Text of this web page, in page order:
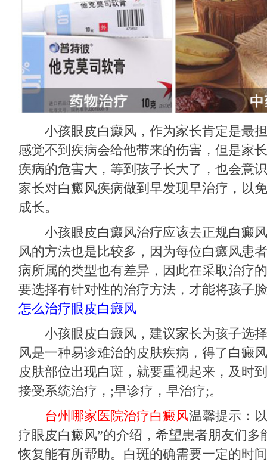
小孩眼皮白癜风，作为家长肯定是最担
感觉不到疾病会给他带来的伤害，但是家
疾病的危害大，等到孩子长大了，也会意
家长对白癜风疾病做到早发现早治疗，以
成长。
小孩眼皮白癜风治疗应该去正规白癜风
风的方法也是比较多，因为每位白癜风患
病所属的类型也有差异，因此在采取治疗
要选择有针对性的治疗方法，才能将孩子
怎么治疗眼皮白癜风
小孩眼皮白癜风，建议家长为孩子选择
风是一种易诊难治的皮肤疾病，得了白癜
皮肤部位出现白斑，就要重视起来，及时
接受系统治疗，;早诊疗，早治疗;。
台州哪家医院治疗白癜风温馨提示：
疗眼皮白癜风”的介绍，希望患者朋友们多
恢复能有所帮助。白斑的确需要一定的时